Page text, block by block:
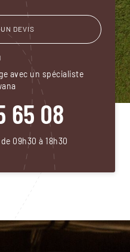
DEVIS
avec un spécialiste
65 08
09h30 à 18h30